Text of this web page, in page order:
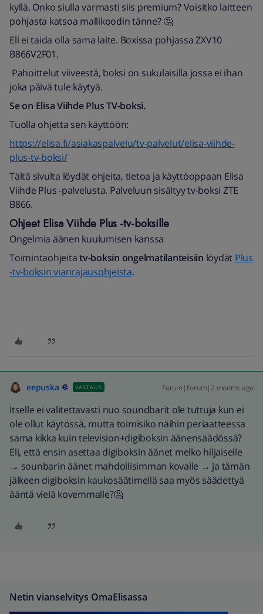
kyllä. Onko siulla varmasti siis premium? Voisitko laitteen
pohjasta katsoa mallikoodin tänne? 🤔
Eli ei taida olla sama laite. Boxissa pohjassa ZXV10
B866V2F01.
Pahoittelut viiveestä, boksi on sukulaisilla jossa ei ihan
joka päivä tule käytyä.
Se on Elisa Viihde Plus TV-boksi.
Tuolla ohjetta sen käyttöön:
https://elisa.fi/asiakaspalvelu/tv-palvelut/elisa-viihde-
plus-tv-boksi/
Tältä sivulta löydät ohjeita, tietoa ja käyttöoppaan Elisa
Viihde Plus -palvelusta. Palveluun sisältyy tv-boksi ZTE
B866.
Ohjeet Elisa Viihde Plus -tv-boksille
Ongelmia äänen kuulumisen kanssa
Toimintaohjeitatv-boksin ongelmatilanteisiin löydät Plus
-tv-boksin vianrajausohjeista.
eepuska VASTAUS Forum|Forum|2 months ago
Itselle ei valitettavasti nuo soundbarit ole tuttuja kun ei
ole ollut käytössä, mutta toimisiko näihin periaatteessa
sama kikka kuin television+digiboksin äänensäädössä?
Eli, että ensin asettaa digiboksin äänet melko hiljaiselle
→ sounbarin äänet mahdollisimman kovalle → ja tämän
jälkeen digiboksin kaukosäätimellä saa myös säädettyä
ääntä vielä kovemmalle?🤔
Netin vianselvitys OmaElisassa